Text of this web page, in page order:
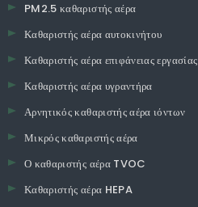
PM2.5 καθαριστής αέρα
Καθαριστής αέρα αυτοκινήτου
Καθαριστής αέρα επιφάνειας εργασίας
Καθαριστής αέρα υγραντήρα
Αρνητικός καθαριστής αέρα ιόντων
Μικρός καθαριστής αέρα
Ο καθαριστής αέρα TVOC
Καθαριστής αέρα HEPA